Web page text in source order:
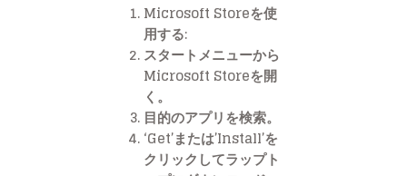
Microsoft Storeを使
用する:
スタートメニューから
Microsoft Storeを開
く。
目的のアプリを検索。
‘Get’または’Install’を
クリックしてラップト